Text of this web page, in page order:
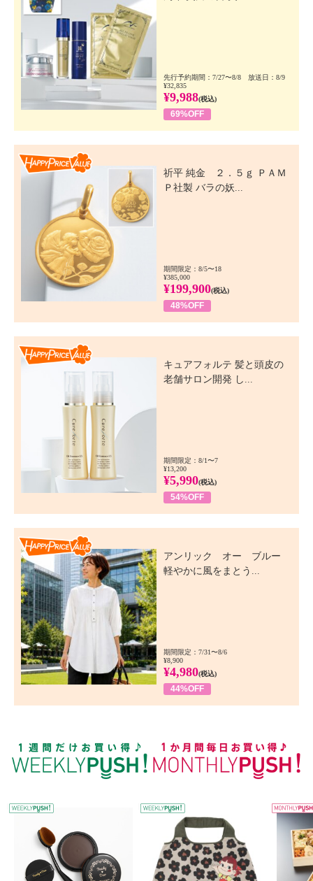
先行予約期間：7/27〜8/8 放送日：8/9
¥32,835
¥9,988(税込)
69%OFF
祈平 純金 ２．５ｇ ＰＡＭ
Ｐ社製 バラの妖...
期間限定：8/5〜18
¥385,000
¥199,900(税込)
48%OFF
キュアフォルテ 髪と頭皮の
老舗サロン開発 し...
期間限定：8/1〜7
¥13,200
¥5,990(税込)
54%OFF
アンリック オー ブルー
軽やかに風をまとう...
期間限定：7/31〜8/6
¥8,900
¥4,980(税込)
44%OFF
WEEKLY PUSH